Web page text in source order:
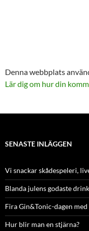
Denna webbplats
Lär dig om hur din
SENASTE INLÄGGEN
Vi snackar skådespeleri,
Blanda julens godaste
Fira Gin&Tonic-dagen
Hur blir man en stjärna?